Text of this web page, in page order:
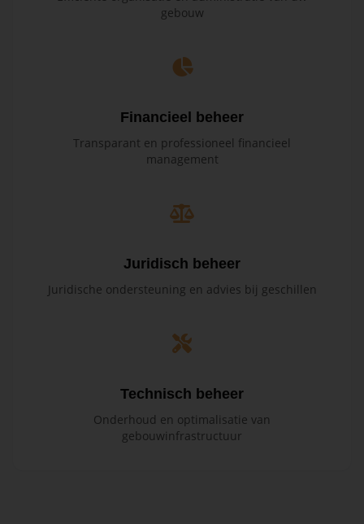
gebouw
Financieel beheer
Transparant en professioneel financieel
management
Juridisch beheer
Juridische ondersteuning en advies bij geschillen
Technisch beheer
Onderhoud en optimalisatie van
gebouwinfrastructuur